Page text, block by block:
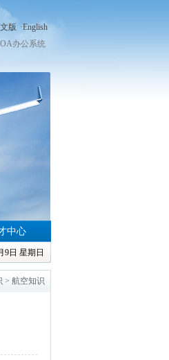
版 ·English
OA办公系统
9日 星期日
中心
> 航空知识